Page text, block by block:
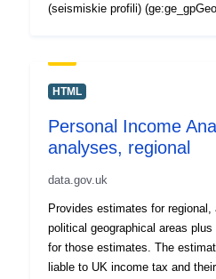
(seismiskie profili)
Ģeoloģiskie un hidroģeoloģiskie
HTML
Personal Income
analyses, regional
data.gov.uk
Provides estimates for regional,
political geographical areas
for those estimates. The
liable to UK income tax and